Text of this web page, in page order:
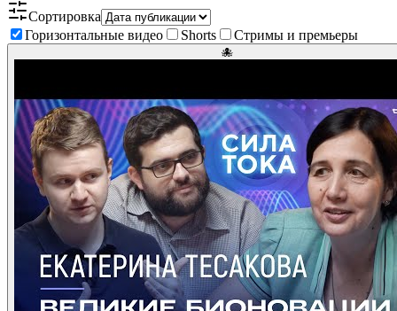
Сортировка
Горизонтальные видео
Shorts Стримы и премьеры
🐙